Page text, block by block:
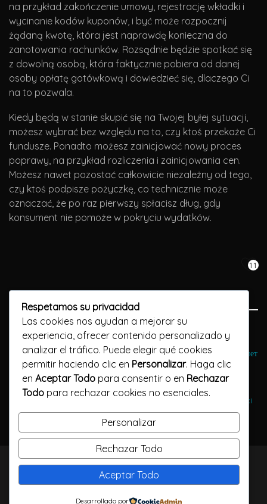
na przykład zakończenie umowy, rejestrację wkładki i
wycinanie kodów kuponów, i być może rozpocznij
żądaną kwotę, która jest naprawdę konieczna do
zanotowania rachunków. Rozsądnie będzie spotkać się
z dowolną osobą, która faktycznie pobiera od danej
osoby opłatę gotówkową i dowiedzieć się, dlaczego Ci
na to pozwala.
Kiedy będą w stanie skupić się na Twojej byłej sytuacji,
możesz wybrać bez względu na to, czy ktoś przekaże Ci
fundusze. Ponadto możesz zainicjować nowy proces
poprawy, na przykład rozliczenia i zainicjowania cen.
Możesz nawet pozostać całkowicie niezależny od tego,
czy ktoś podpisze pożyczkę, co technicznie może
oznaczać, że po raz pierwszy spłacisz dług, gdy
konsument nie pomoże w pokryciu wydatków.
11
Previous Post
Интернет-казино казино Гранд онлайн Правила доступа в Интернет
Next Post
Pożyczki FNBO - Otwórz pożyczka online drzwi do wolności
finansowej
TODOS LOS DERECHOS RESERVADOS / CALLELARGA
FILMS / 2023
Respetamos su privacidad
Las cookies nos ayudan a mejorar su
experiencia, ofrecer contenido personalizado y
analizar el tráfico. Puede elegir qué cookies
permitir haciendo clic en Personalizar. Haga clic
en Aceptar Todo para consentir o en Rechazar
Todo para rechazar cookies no esenciales.
Personalizar
Rechazar Todo
Aceptar Todo
Desarrollado por